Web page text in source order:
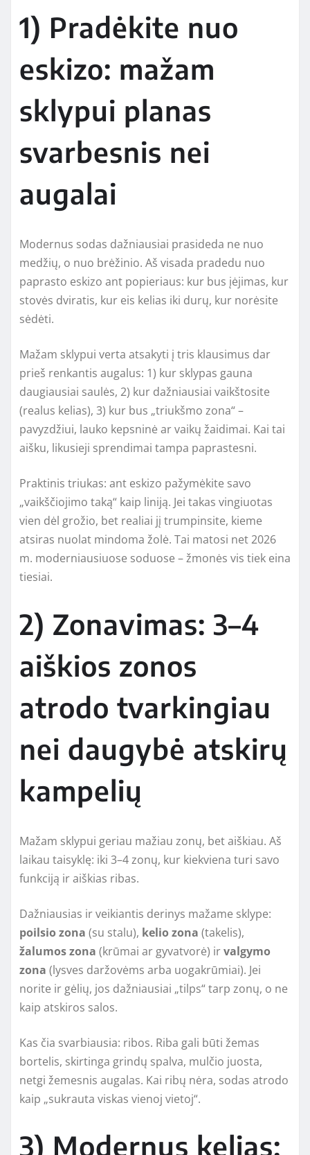
1) Pradėkite nuo
eskizo: mažam
sklypui planas
svarbesnis nei
augalai
Modernus sodas dažniausiai prasideda ne nuo
medžių, o nuo brėžinio. Aš visada pradedu nuo
paprasto eskizo ant popieriaus: kur bus įėjimas, kur
stovės dviratis, kur eis kelias iki durų, kur norėsite
sėdėti.
Mažam sklypui verta atsakyti į tris klausimus dar
prieš renkantis augalus: 1) kur sklypas gauna
daugiausiai saulės, 2) kur dažniausiai vaikštosite
(realus kelias), 3) kur bus „triukšmo zona“ –
pavyzdžiui, lauko kepsninė ar vaikų žaidimai. Kai tai
aišku, likusieji sprendimai tampa paprastesni.
Praktinis triukas: ant eskizo pažymėkite savo
„vaikščiojimo taką“ kaip liniją. Jei takas vingiuotas
vien dėl grožio, bet realiai jį trumpinsite, kieme
atsiras nuolat mindoma žolė. Tai matosi net 2026
m. moderniausiuose soduose – žmonės vis tiek eina
tiesiai.
2) Zonavimas: 3–4
aiškios zonos
atrodo tvarkingiau
nei daugybė atskirų
kampelių
Mažam sklypui geriau mažiau zonų, bet aiškiau. Aš
laikau taisyklę: iki 3–4 zonų, kur kiekviena turi savo
funkciją ir aiškias ribas.
Dažniausias ir veikiantis derinys mažame sklype:
poilsio zona (su stalu), kelio zona (takelis),
žalumos zona (krūmai ar gyvatvorė) irvalgymo
zona (lysves daržovėms arba uogakrūmiai). Jei
norite ir gėlių, jos dažniausiai „tilps“ tarp zonų, o ne
kaip atskiros salos.
Kas čia svarbiausia: ribos. Riba gali būti žemas
bortelis, skirtinga grindų spalva, mulčio juosta,
netgi žemesnis augalas. Kai ribų nėra, sodas atrodo
kaip „sukrauta viskas vienoj vietoj“.
3) Modernus kelias: